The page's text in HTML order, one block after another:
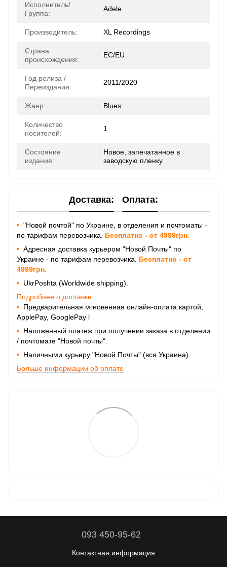
Исполнитель/
Группа:
Adele
Производитель: XL Recordings
Страна
происхождения:
ЕС/EU
Год релиза /
Переиздания:
2011/2020
Жанр: Blues
Количество
носителей:
1
Состояние
издания:
Новое, запечатанное в
заводскую пленку
Доставка: Оплата:
• "Новой почтой" по Украине, в отделения и почтоматы -
по тарифам перевозчика. Бесплатно - от 4999грн.
• Адресная доставка курьером "Новой Почты" по
Украине - по тарифам перевозчика. Бесплатно - от
4999грн.
• UkrPoshta (Worldwide shipping).
Подробнее о доставке
• Предварительная мгновенная онлайн-оплата картой,
ApplePay, GooglePay l
• Наложенный платеж при получении заказа в отделении
/ почтомате "Новой почты".
• Наличными курьеру "Новой Почты" (вся Украина).
Больше информации об оплате
093 450-95-62
Контактная информация